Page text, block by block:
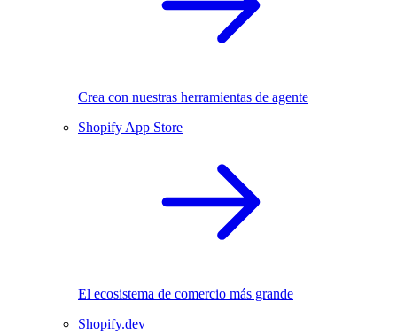
Crea con nuestras herramientas de agente
Shopify App Store
El ecosistema de comercio más grande
Shopify.dev